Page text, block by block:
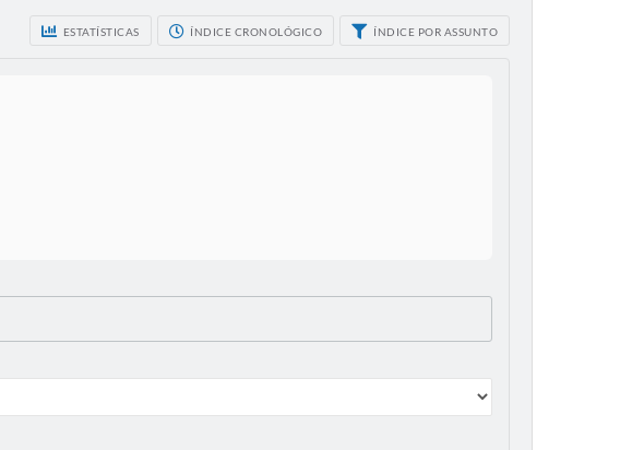
ESTATÍSTICAS ÍNDICE CRONOLÓGICO ÍNDICE POR ASSUNTO